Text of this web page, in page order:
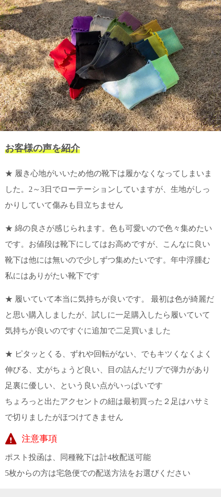
お客様の声を紹介
★ 履き心地がいいため他の靴下は履かなくなってしまいま
した。2～3日でローテーションしていますが、生地がしっ
かりしていて傷みも目立ちません
★ 綿の良さが感じられます。色も可愛いので色々集めたい
です。お値段は靴下にしてはお高めですが、こんなに良い
靴下は他には無いので少しずつ集めたいです。年中浮腫む
私にはありがたい靴下です
★ 履いていて本当に気持ちが良いです。 最初は色が綺麗だ
と思い購入しましたが、試しに一足購入したら履いていて
気持ちが良いのですぐに追加で二足買いました
★ ピタッとくる、ずれや回転がない、でもキツくなくよく
伸びる、丈がちょうど良い、目の詰んだリブで弾力があり
足裏に優しい、という良い点がいっぱいです
ちょろっと出たアクセントの紐は最初買った２足はハサミ
で切りましたがほつけてきません
注意事項
ポスト投函は、同種靴下は計4枚配送可能
5枚からの方は宅急便での配送方法をお選びください